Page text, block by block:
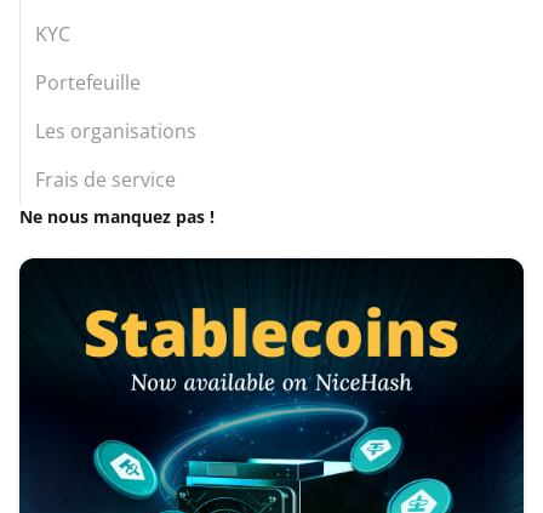
KYC
Portefeuille
Les organisations
Frais de service
Ne nous manquez pas !